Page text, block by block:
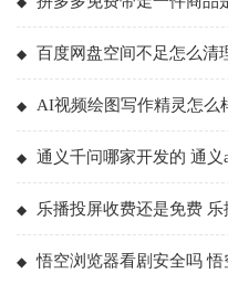
百度网盘空间不足怎么清
AI视频绘图写作精灵怎么
通义千问哪家开发的 通义
乐播投屏收费还是免费
悟空浏览器看剧安全吗